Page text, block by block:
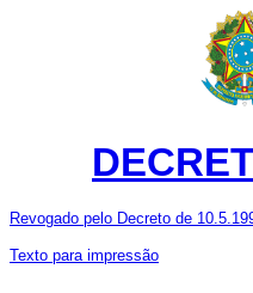
Revogado pelo Decreto de
Texto para impressão